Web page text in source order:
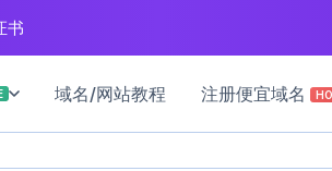
书
域名/网站教程 注册便宜域名